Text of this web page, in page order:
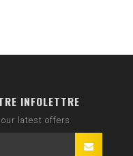
INFOLETTRE
latest offers